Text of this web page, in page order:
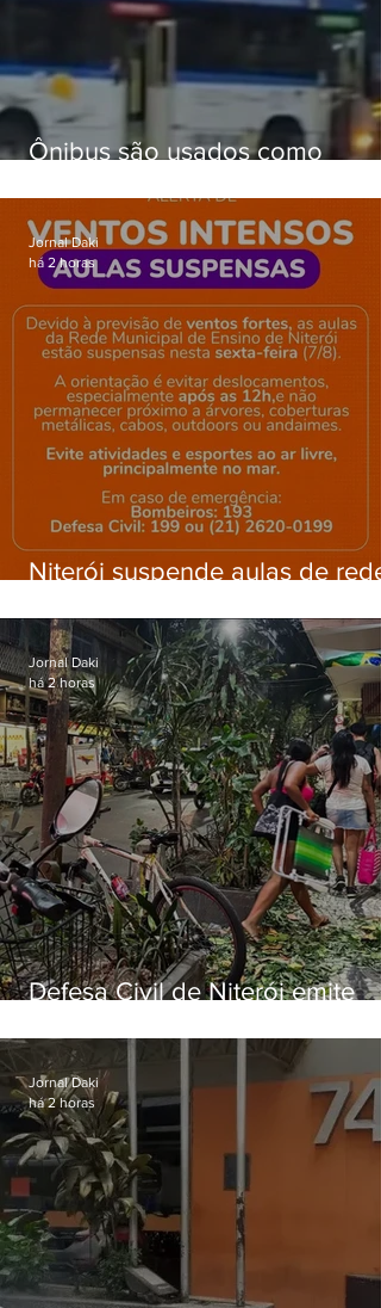
Ônibus são usados como
Gardênia Azul
Niterói suspende aulas de rede
ventos fortes nesta sexta (7)
Jornal Daki
há 2 horas
Defesa Civil de Niterói emite
sexta-feira (07)
Jornal Daki
há 2 horas
Jornal Daki
há 2 horas